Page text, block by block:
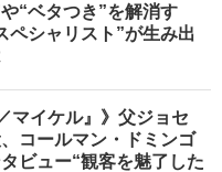
“ベタつき”を解消す
ペシャリスト”が生み出
マイケル』》父ジョセ
コールマン・ドミンゴ
ビュー“観客を魅了した